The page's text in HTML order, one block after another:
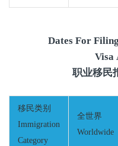
Dates For
Visa
职业移民
移民类别
Immigration
Category
全世界
Worldwide